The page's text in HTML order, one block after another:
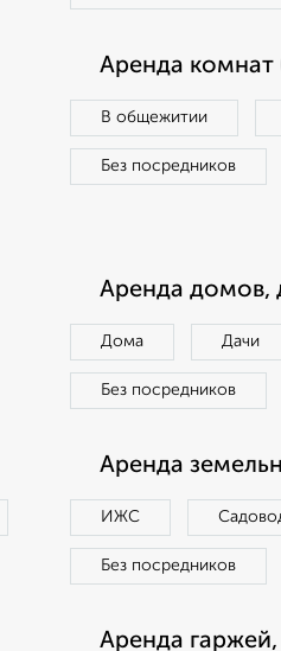
Аренда комнат
В общежитии
Без посредников
Аренда домов,
Дома Дачи
Без посредников
Аренда
ИЖС
Без посредников
Аренда